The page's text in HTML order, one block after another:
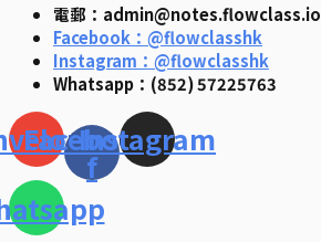
電郵：admin@notes.flowclass.io
Facebook：@flowclasshk
Instagram：@flowclasshk
Whatsapp：(852) 57225763
Facebook-
f
Instagram